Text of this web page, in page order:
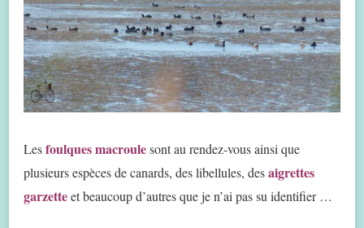
Lesfoulques macroulesont au rendez-vous ainsi que
plusieurs espèces de canards, des libellules, desaigrettes
garzetteet beaucoup d’autres que je n’ai pas su identifier …